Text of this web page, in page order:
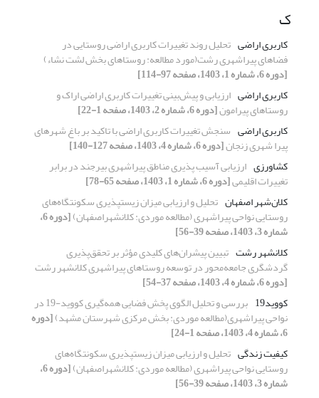
ک
کاربری اراضی تحلیل روند تغییرات کاربری اراضی روستایی در
فضاهای پیراشهری رشت(مورد مطالعه: روستاهای بخش لشت نشاء)
[دوره 6، شماره 1، 1403، صفحه 97-114]
کاربری اراضی ارزیابی و پیش‌بینی تغییرات کاربری اراضی اراک و
روستاهای پیرامون[دوره 6، شماره 2، 1403، صفحه 1-22]
کاربری اراضی سنجش تغییرات کاربری اراضی با تاکید بر باغ شهرهای
پیرا شهری زنجان[دوره 6، شماره 4، 1403، صفحه 127-140]
کشاورزی ارزیابی آسیب پذیری مناطق پیراشهری بیرجند در برابر
تغییرات اقلیمی[دوره 6، شماره 1، 1403، صفحه 65-78]
کلان‌شهر اصفهان
تحلیل و ارزیابی میزان زیست‎پذیری سکونتگاه‌های
روستایی نواحی پیراشهری (مطالعه موردی: کلانشهراصفهان) [دوره 6،
شماره 3، 1403، صفحه 39-56]
کلانشهر رشت تبیین پیشران‌های کلیدی مؤثر بر تحقق‌پذیری
گردشگری جامعه‌محور در توسعه روستاهای پیراشهری کلانشهر رشت
[دوره 6، شماره 4، 1403، صفحه 37-54]
کووید‌19
بررسی و تحلیل الگوی پخش فضایی همه‌گیری کووید-19 در
نواحی پیراشهری(مطالعه موردی: بخش مرکزی شهرستان مشهد)[دوره
6، شماره 4، 1403، صفحه 1-24]
کیفیت زندگی
تحلیل و ارزیابی میزان زیست‎پذیری سکونتگاه‌های
روستایی نواحی پیراشهری (مطالعه موردی: کلانشهراصفهان) [دوره 6،
شماره 3، 1403، صفحه 39-56]